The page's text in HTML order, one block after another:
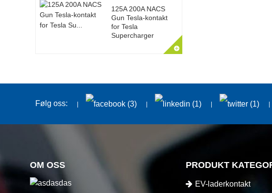
125A 200A NACS
Gun Tesla-kontakt
for Tesla
Supercharger
Følg oss:
OM OSS PRODUKT
EV-laderkontakt